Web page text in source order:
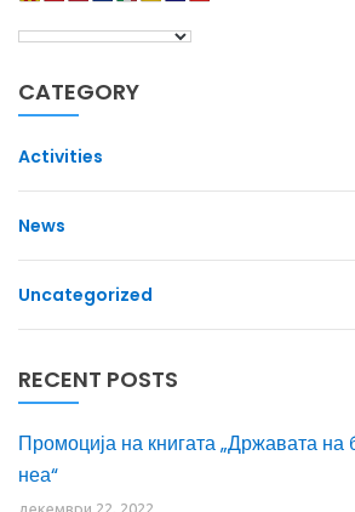
CATEGORY
Activities
News
Uncategorized
RECENT POSTS
Промоција на книгата „Државата на
неа“